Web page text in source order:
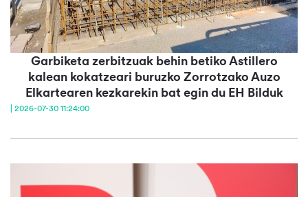
Garbiketa zerbitzuak behin betiko Astillero
kalean kokatzeari buruzko Zorrotzako Auzo
Elkartearen kezkarekin bat egin du EH Bilduk
| 2026-07-30 11:24:00